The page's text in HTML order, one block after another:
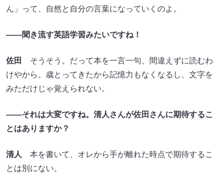
ん」って、自然と自分の言葉になっていくのよ。
――聞き流す英語学習みたいですね！
佐田
そうそう。だって本を一言一句、間違えずに読むわ
けやから。歳とってきたから記憶力もなくなるし、文字を
みただけじゃ覚えられない。
――それは大変ですね。清人さんが佐田さんに期待するこ
とはありますか？
清人
本を書いて、オレから手が離れた時点で期待するこ
とは別にない。